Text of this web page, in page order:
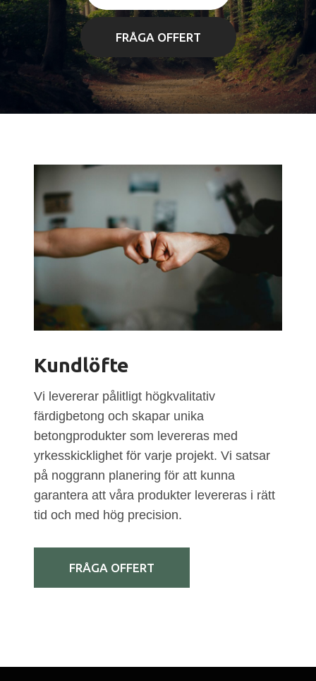
FRÅGA OFFERT
Kundlöfte
Vi levererar pålitligt högkvalitativ
färdigbetong och skapar unika
betongprodukter som levereras med
yrkesskicklighet för varje projekt. Vi satsar
på noggrann planering för att kunna
garantera att våra produkter levereras i rätt
tid och med hög precision.
FRÅGA OFFERT